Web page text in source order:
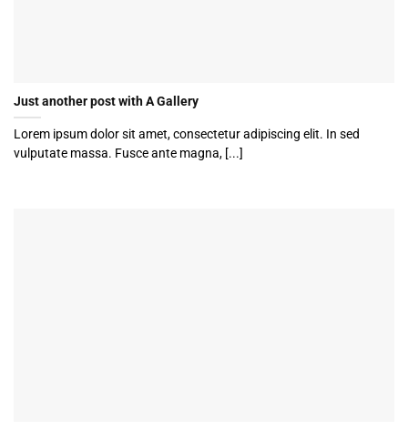
Just another post with A Gallery
Lorem ipsum dolor sit amet, consectetur adipiscing elit. In sed
vulputate massa. Fusce ante magna, [...]